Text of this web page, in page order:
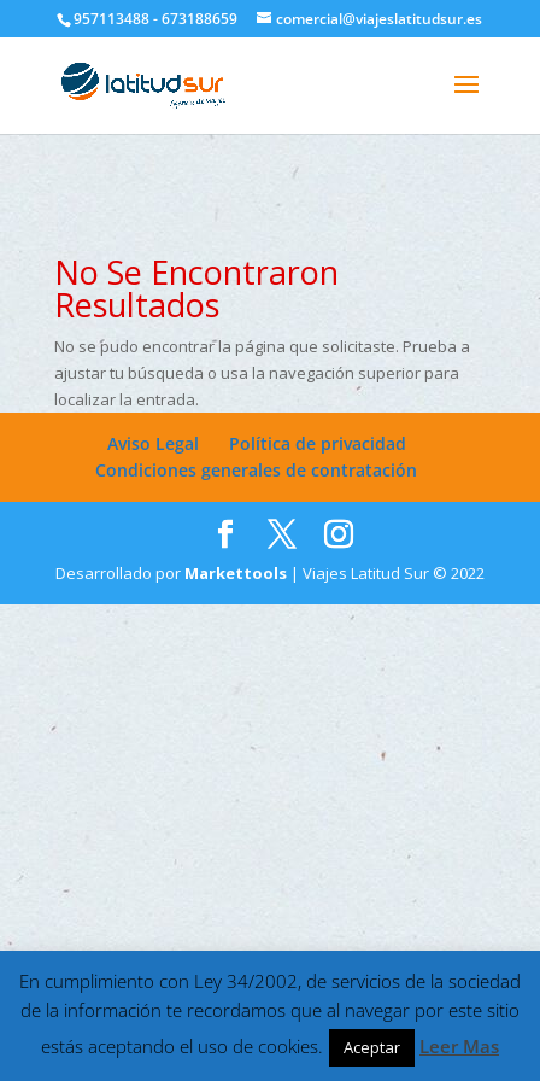
google-site-verification=H6A6AFFbXLQPnewL7da5KWjTFeKytP3gbsCfUlQl-
3k
957113488 - 673188659 comercial@viajeslatitudsur.es
No Se Encontraron
Resultados
No se pudo encontrar la página que solicitaste. Prueba a
ajustar tu búsqueda o usa la navegación superior para
localizar la entrada.
Aviso Legal
Política de privacidad
Condiciones generales de contratación
Desarrollado por Markettools | Viajes Latitud Sur © 2022
En cumplimiento con Ley 34/2002, de servicios de la sociedad
de la información te recordamos que al navegar por este sitio
estás aceptando el uso de cookies.
Aceptar Leer Mas